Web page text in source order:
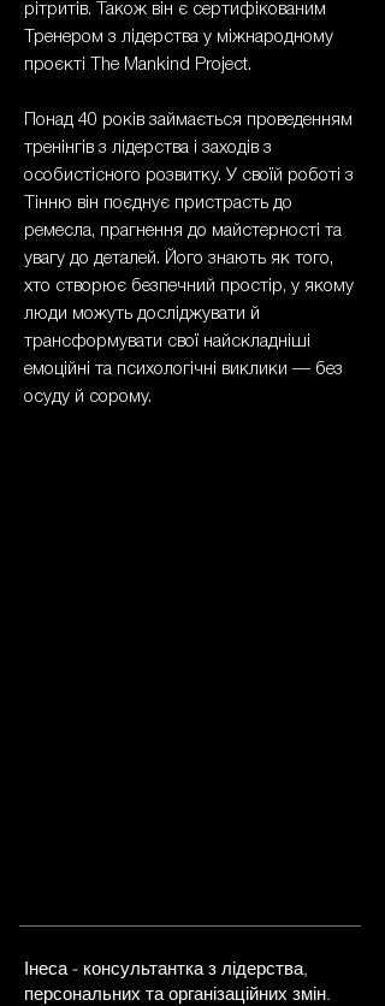
рітритів. Також він є сертифікованим
Тренером з лідерства у міжнародному
проєкті The Mankind Project.
Понад 40 років займається проведенням
тренінгів з лідерства і заходів з
особистісного розвитку. У своїй роботі з
Тінню він поєднує пристрасть до
ремесла, прагнення до майстерності та
увагу до деталей. Його знають як того,
хто створює безпечний простір, у якому
люди можуть досліджувати й
трансформувати свої найскладніші
емоційні та психологічні виклики — без
осуду й сорому.
Інеса - консультантка з лідерства,
персональних та організаційних змін.